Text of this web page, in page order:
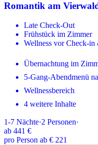
Romantik am
Late Check-Out
Frühstück im Zimmer
Wellness vor Check-
Übernachtung im
5-Gang-Abendmenü
Wellnessbereich
4 weitere Inhalte
1-7 Nächte·2 Personen·
ab 441 €
pro Person ab € 221